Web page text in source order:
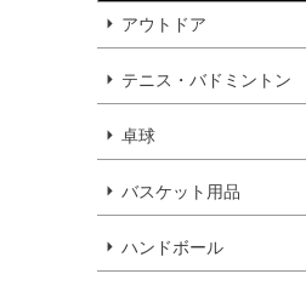
アウトドア
テニス・バドミントン
卓球
バスケット用品
ハンドボール